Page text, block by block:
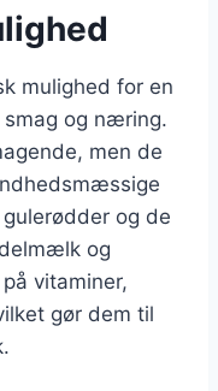
mulighed for en
og næring.
men de
og de
og
vitaminer,
gør dem til